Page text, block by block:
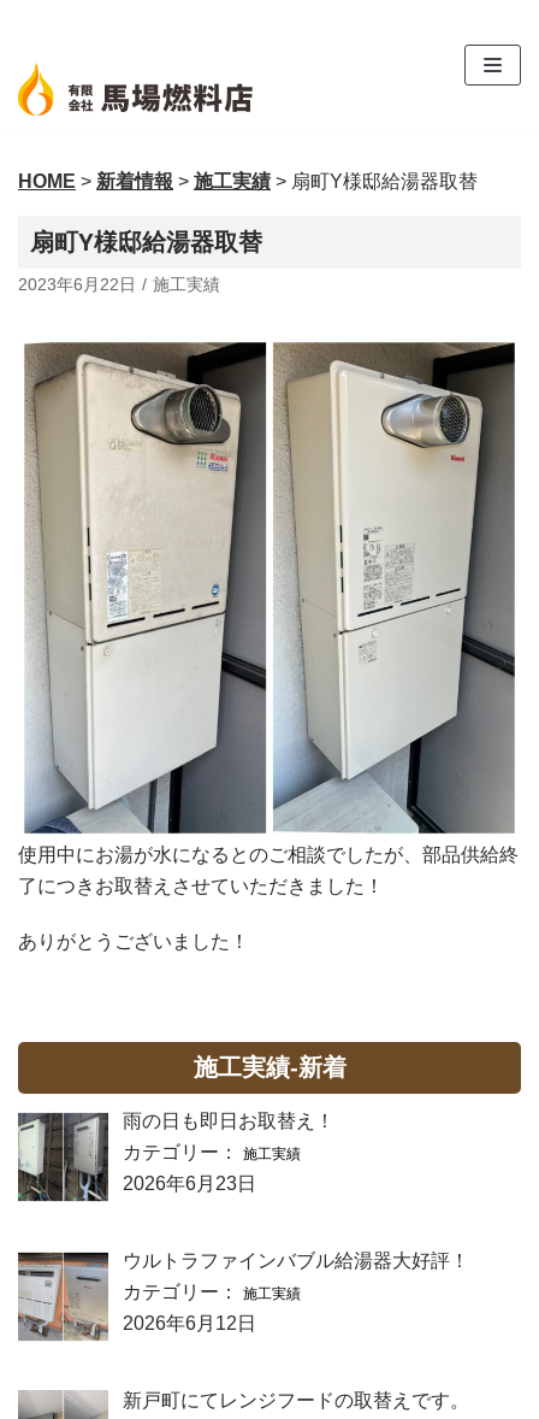
ン
テ
ン
へ
キ
ッ
HOME > 新着情報 > 施工実績 > 扇町Y様邸給湯器取替
扇町Y様邸給湯器取替
2023年6月22日 施工実績
使用中にお湯が水になるとのご相談でしたが、部品供給終
了につきお取替えさせていただきました！
ありがとうございました！
施工実績-新着
雨の日も即日お取替え！
カテゴリー：
施工実績
2026年6月23日
ウルトラファインバブル給湯器大好評！
カテゴリー：
施工実績
2026年6月12日
新戸町にてレンジフードの取替えです。